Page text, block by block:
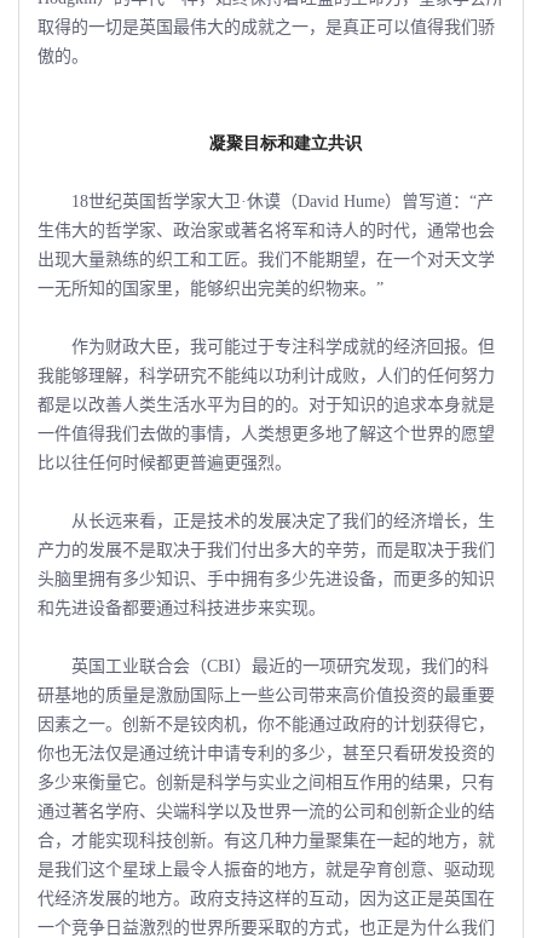
取得的一切是英国最伟大的成就之一，是真正可以值得我们骄
傲的。
凝聚目标和建立共识
18世纪英国哲学家大卫·休谟（David Hume）曾写道：“产
生伟大的哲学家、政治家或著名将军和诗人的时代，通常也会
出现大量熟练的织工和工匠。我们不能期望，在一个对天文学
一无所知的国家里，能够织出完美的织物来。”
作为财政大臣，我可能过于专注科学成就的经济回报。但
我能够理解，科学研究不能纯以功利计成败，人们的任何努力
都是以改善人类生活水平为目的的。对于知识的追求本身就是
一件值得我们去做的事情，人类想更多地了解这个世界的愿望
比以往任何时候都更普遍更强烈。
从长远来看，正是技术的发展决定了我们的经济增长，生
产力的发展不是取决于我们付出多大的辛劳，而是取决于我们
头脑里拥有多少知识、手中拥有多少先进设备，而更多的知识
和先进设备都要通过科技进步来实现。
英国工业联合会（CBI）最近的一项研究发现，我们的科
研基地的质量是激励国际上一些公司带来高价值投资的最重要
因素之一。创新不是铰肉机，你不能通过政府的计划获得它，
你也无法仅是通过统计申请专利的多少，甚至只看研发投资的
多少来衡量它。创新是科学与实业之间相互作用的结果，只有
通过著名学府、尖端科学以及世界一流的公司和创新企业的结
合，才能实现科技创新。有这几种力量聚集在一起的地方，就
是我们这个星球上最令人振奋的地方，就是孕育创意、驱动现
代经济发展的地方。政府支持这样的互动，因为这正是英国在
一个竞争日益激烈的世界所要采取的方式，也正是为什么我们